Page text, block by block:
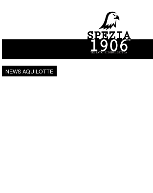
Vai al contenuto
NEWS AQUILOTTE